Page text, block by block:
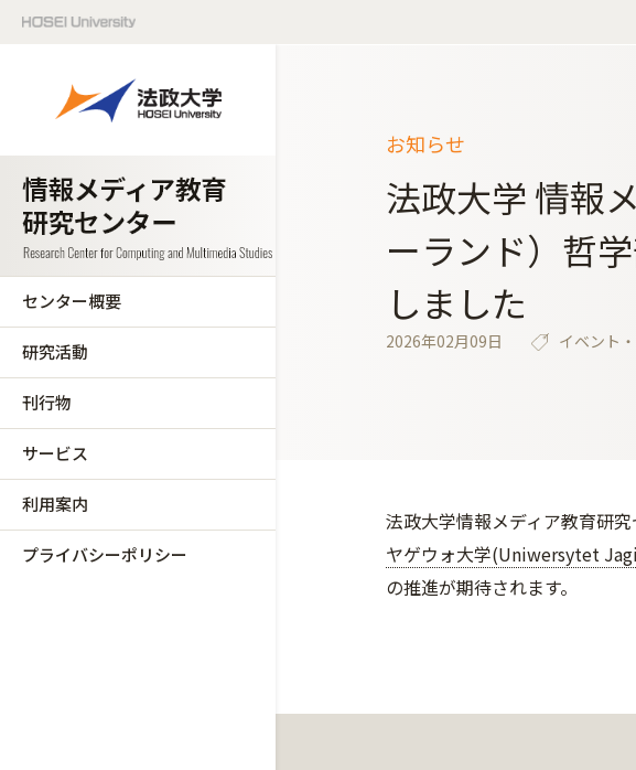
センター概要
研究活動
刊行物
サービス
利用案内
プライバシーポリシー
お知らせ
法政大学 情報
ーランド）哲
しました
2026年02月09日 イベント
法政大学情報メディア教育研
ヤゲウォ大学(Uniwersytet
の推進が期待されます。